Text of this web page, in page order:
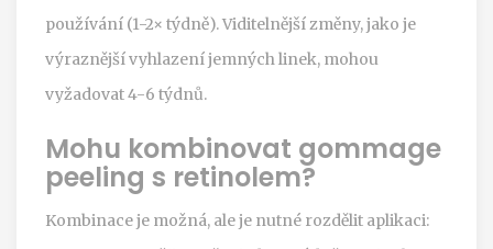
používání (1-2× týdně). Viditelnější změny, jako je
výraznější vyhlazení jemných linek, mohou
vyžadovat 4-6 týdnů.
Mohu kombinovat gommage
peeling s retinolem?
Kombinace je možná, ale je nutné rozdělit aplikaci: